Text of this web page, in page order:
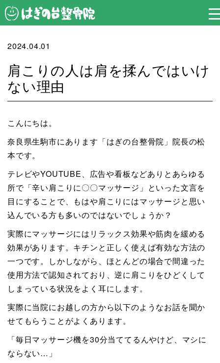
2024.04.01
肩こりの人は肩を揉んではいけ
ない理由
こんにちは。
奈良県生駒市にあります「はぎの台整骨院」院長の松
本です。
テレビやYOUTUBE、広告や看板などありとあらゆる
所で「辛い肩こりに〇〇マッサージ」といった文言を
目にすることで、もはや肩こりにはマッサージと思い
込んでいる方も多いのではないでしょうか？
実際にマッサージにはリラックス効果や筋肉を緩める
効果があります。キチンと正しく使えば有効な方法の
一つです。しかしながら、ほとんどの場合で間違った
使用方法で認知されており、逆に肩こりをひどくして
しまっている状況をよく耳にします。
実際に当院にお越しの方から以下のようなお話を聞か
せてもらうことがよくあります。
「毎日マッサージ機を30分当ててるんやけど、マシに
ならない…」